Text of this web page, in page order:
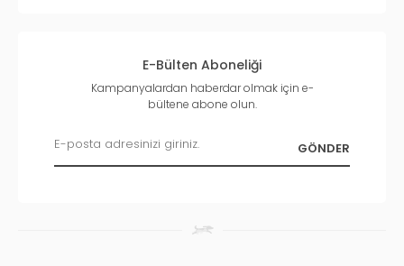
E-Bülten Aboneliği
Kampanyalardan haberdar olmak için e-
bültene abone olun.